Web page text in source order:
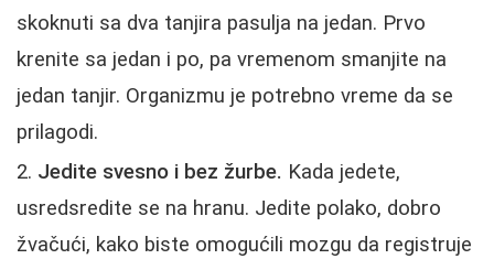
skoknuti sa dva tanjira pasulja na jedan. Prvo
krenite sa jedan i po, pa vremenom smanjite na
jedan tanjir. Organizmu je potrebno vreme da se
prilagodi.
Jedite svesno i bez žurbe. Kada jedete,
usredsredite se na hranu. Jedite polako, dobro
žvačući, kako biste omogućili mozgu da registruje